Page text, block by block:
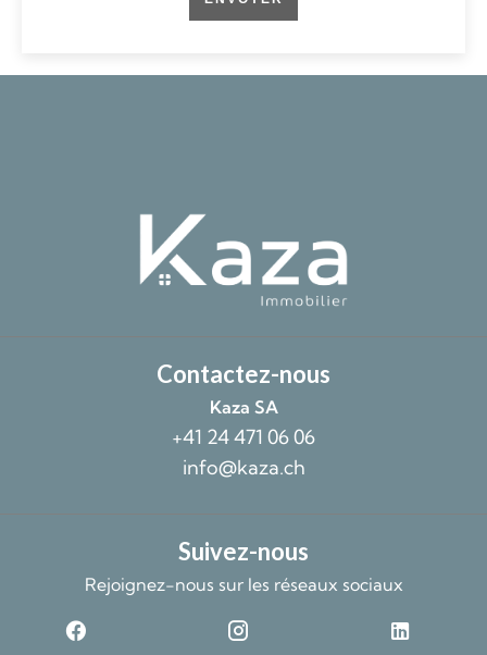
Contactez-nous
Kaza SA
+41 24 471 06 06
info@kaza.ch
Suivez-nous
Rejoignez-nous sur les réseaux sociaux